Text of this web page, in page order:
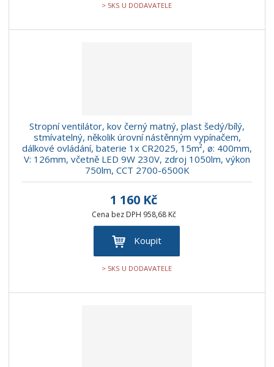
> 5KS U DODAVATELE
Stropní ventilátor, kov černý matný, plast šedý/bílý,
stmívatelný, několik úrovní nástěnným vypínačem,
dálkové ovládání, baterie 1x CR2025, 15m², ø: 400mm,
V: 126mm, včetně LED 9W 230V, zdroj 1050lm, výkon
750lm, CCT 2700-6500K
1 160 Kč
Cena bez DPH 958,68 Kč
Koupit
> 5KS U DODAVATELE